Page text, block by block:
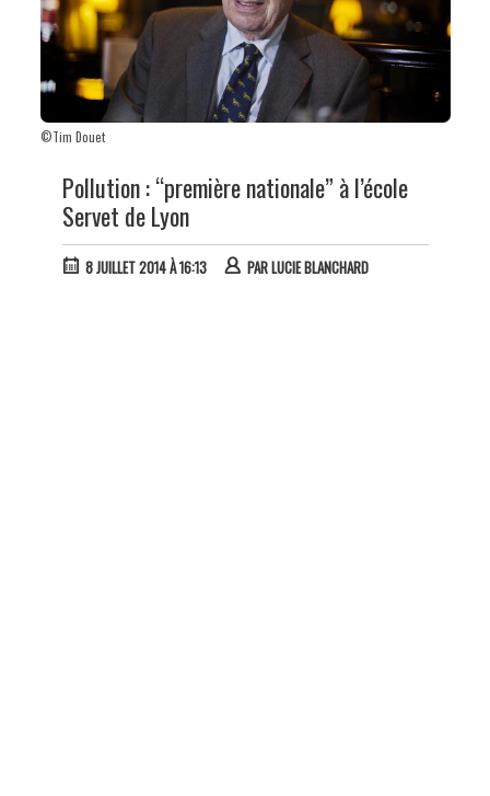
©Tim Douet
Pollution : “première nationale” à l’école
Servet de Lyon
8 JUILLET 2014 À 16:13 PARLUCIE BLANCHARD